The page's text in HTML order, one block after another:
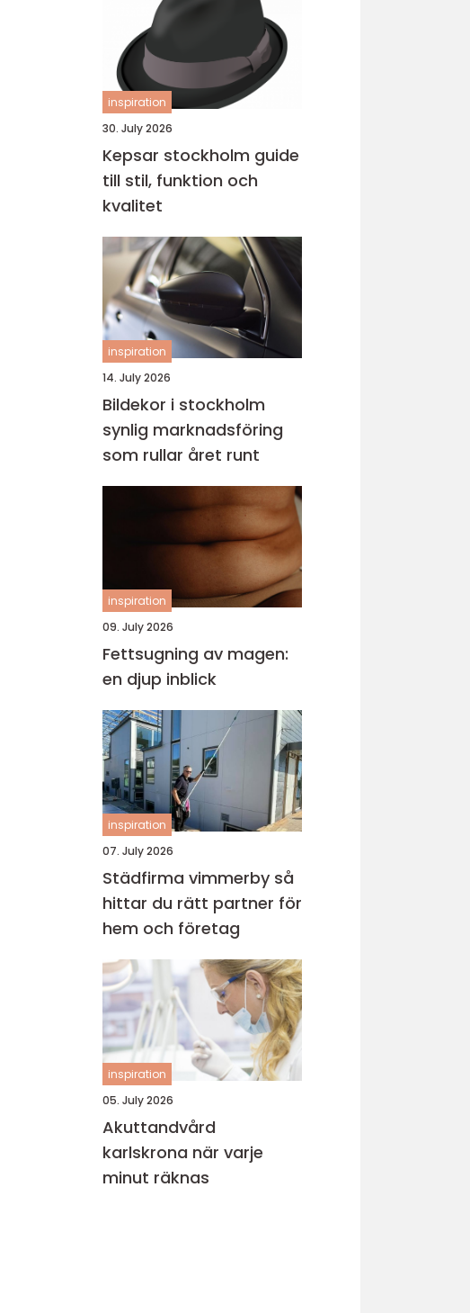
inspiration
30. July 2026
Kepsar stockholm guide
till stil, funktion och
kvalitet
inspiration
14. July 2026
Bildekor i stockholm
synlig marknadsföring
som rullar året runt
inspiration
09. July 2026
Fettsugning av magen:
en djup inblick
inspiration
07. July 2026
Städfirma vimmerby så
hittar du rätt partner för
hem och företag
inspiration
05. July 2026
Akuttandvård
karlskrona när varje
minut räknas